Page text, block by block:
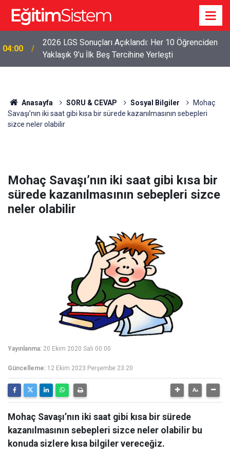
04:00
2026 LGS Sonuçları Açıklandı: Her 10 Öğrenciden
Yaklaşık 9’u İlk Beş Tercihine Yerleşti
Anasayfa SORU & CEVAP Sosyal Bilgiler
Mohaç
Savaşı’nın iki saat gibi kısa bir sürede kazanılmasının sebepleri
sizce neler olabilir
Mohaç Savaşı’nın iki saat gibi kısa bir
sürede kazanılmasının sebepleri sizce
neler olabilir
Yayınlanma: 20 Ekim 2020 Salı 00:00
Güncelleme: 12 Ekim 2023 Perşembe 23:20
Mohaç Savaşı’nın iki saat gibi kısa bir sürede
kazanılmasının sebepleri sizce neler olabilir bu
konuda sizlere kısa bilgiler vereceğiz.